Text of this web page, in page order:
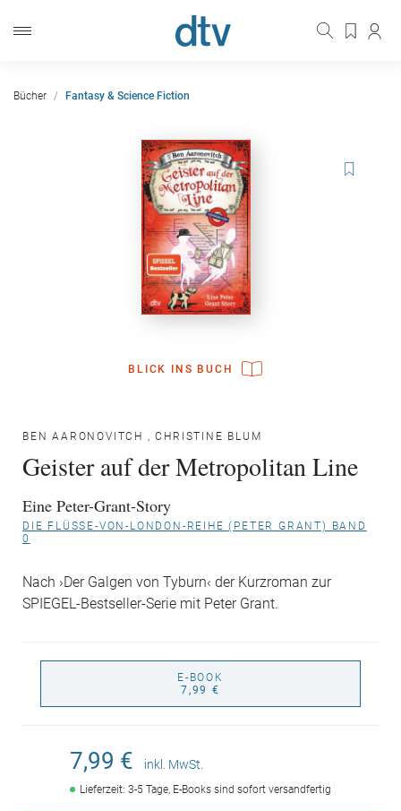
Bücher Fantasy & Science Fiction
BLICK INS BUCH
BEN AARONOVITCH ,CHRISTINE BLUM
Geister auf der Metropolitan Line
Eine Peter-Grant-Story
DIE FLÜSSE-VON-LONDON-REIHE (PETER GRANT) BAND
0
Nach ›Der Galgen von Tyburn‹ der Kurzroman zur
SPIEGEL-Bestseller-Serie mit Peter Grant.
E-BOOK
7,99 €
7,99 € inkl. MwSt.
Lieferzeit: 3-5 Tage, E-Books sind sofort versandfertig